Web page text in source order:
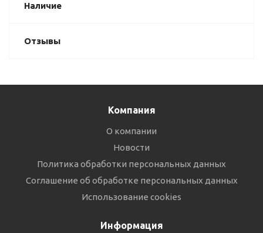
Наличие
Отзывы
Компания
О компании
Новости
Политика обработки персональных данных
Соглашение об обработке персональных данных
Использование cookies
Информация